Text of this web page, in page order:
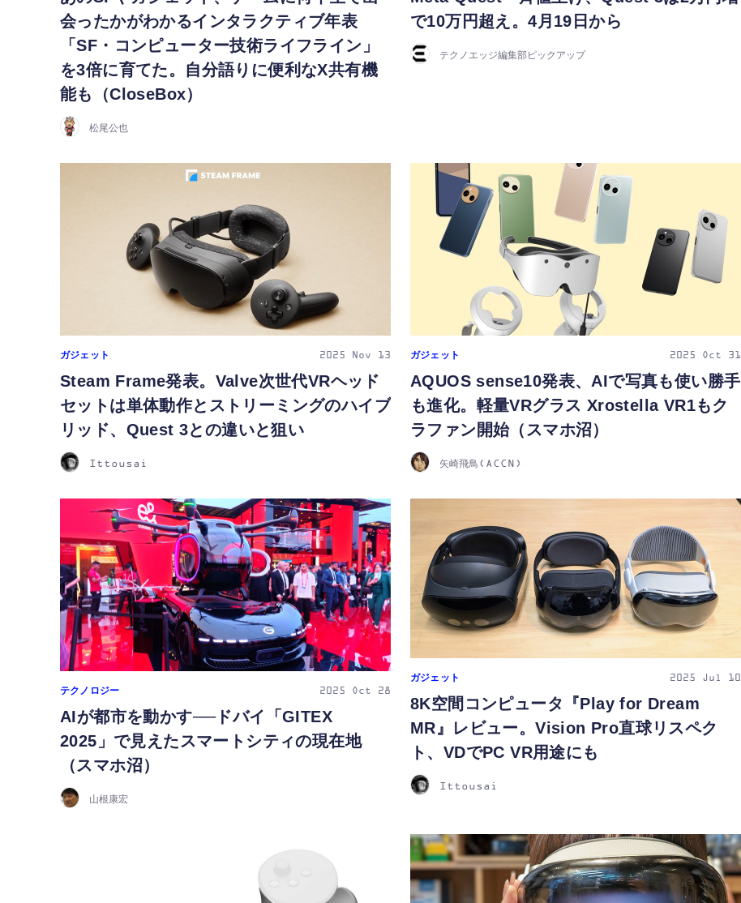
会ったかがわかるインタラクティブ年表
「SF・コンピューター技術ライフライン」
を3倍に育てた。自分語りに便利なX共有機
能も（CloseBox）
松尾公也
で10万円超え。4月19日から
テクノエッジ編集部ピックアップ
ガジェット 2025 Nov 13
Steam Frame発表。Valve次世代VRヘッド
セットは単体動作とストリーミングのハイブ
リッド、Quest 3との違いと狙い
Ittousai
ガジェット 2025 Oct 31
AQUOS sense10発表、AIで写真も使い勝手
も進化。軽量VRグラス Xrostella VR1もク
ラファン開始（スマホ沼）
矢崎飛鳥(ACCN)
テクノロジー 2025 Oct 28
AIが都市を動かす──ドバイ「GITEX
2025」で見えたスマートシティの現在地
（スマホ沼）
山根康宏
ガジェット 2025 Jul 10
8K空間コンピュータ『Play for Dream
MR』レビュー。Vision Pro直球リスペク
ト、VDでPC VR用途にも
Ittousai